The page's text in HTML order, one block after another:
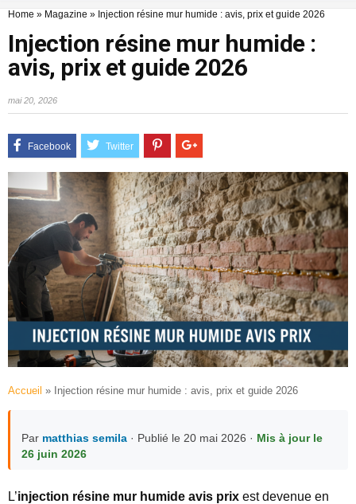
Home » Magazine » Injection résine mur humide : avis, prix et guide 2026
Injection résine mur humide :
avis, prix et guide 2026
mai 20, 2026
Accueil » Injection résine mur humide : avis, prix et guide 2026
Par matthias semila · Publié le 20 mai 2026 · Mis à jour le
26 juin 2026
L’injection résine mur humide avis prix est devenue en